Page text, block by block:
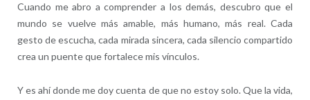
Cuando me abro a comprender a los demás, descubro que el
mundo se vuelve más amable, más humano, más real. Cada
gesto de escucha, cada mirada sincera, cada silencio compartido
crea un puente que fortalece mis vínculos.
Y es ahí donde me doy cuenta de que no estoy solo. Que la vida,